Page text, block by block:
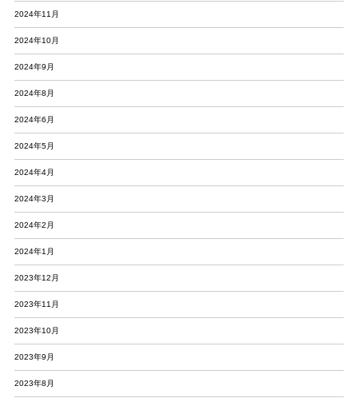
2024年11月
2024年10月
2024年9月
2024年8月
2024年6月
2024年5月
2024年4月
2024年3月
2024年2月
2024年1月
2023年12月
2023年11月
2023年10月
2023年9月
2023年8月